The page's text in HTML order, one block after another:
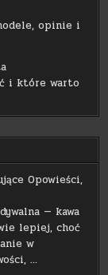
opinie i
i które warto
Opowieści,
— kawa
lepiej, choć
w
…